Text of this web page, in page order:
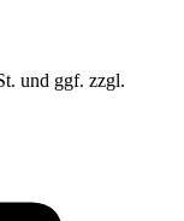
und ggf. zzgl.